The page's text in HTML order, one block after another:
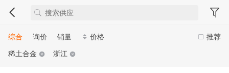
推荐
综合 询价 销量
价格
稀土合金
浙江